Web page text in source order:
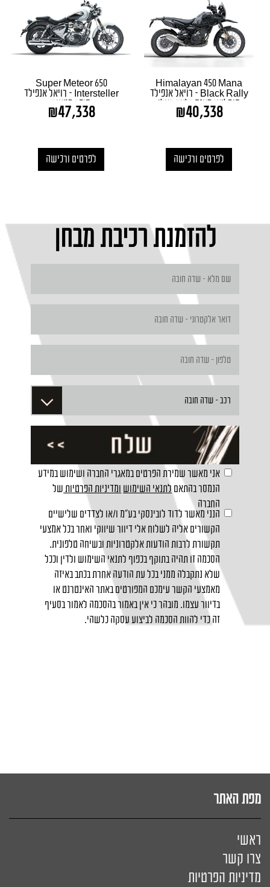
Himalayan 450 Mana
Black Rally – רויאל אנפילד
הימליאן מאנה בלאק ראלי
₪40,338
לפרטים ורכישה
Super Meteor 650
Intersteller – רויאל אנפילד
סופר מטאור₪47,338
לפרטים ורכישה
להזמנת רכיבת מבחן
אני מאשר שמירת הפרטים במאגרי החברה ושימוש במידע
הנמסר בהתאםלתנאי השימוש ומדיניות הפרטיות של
החברה
הנני מאשר לדוד לובינסקי בע"מ ו/או לצדדים שלישיים
הקשורים אליה לשלוח אלי דיוור שיווקי ואחר בכל אמצעי
תקשורת לרבות הודעות אלקטרוניות ובשיחה טלפונית.
הסכמה זו תהיה בתוקף בכפוף לתנאי השימוש ולדין וככל
שלא נתקבלה ממני בכל עת הודעה אחרת בכתב באיזה
מאמצעי הקשר עימכם המפורטים באתר האינטרנט או
בדיוור עצמו. מובהר כי אין באמור בהסכמה לאמור בסעיף
זה כדי להוות הסכמה לביצוע עסקה כלשהי.
מפת האתר
ראשי
צרו קשר
מדיניות הפרטיות